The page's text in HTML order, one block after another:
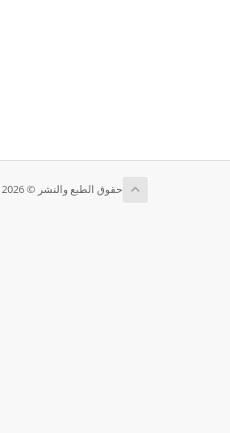
حقوق الطبع والنشر © 2026 نيوتاقز | NewTags. جميع الحقوق محفوظة.